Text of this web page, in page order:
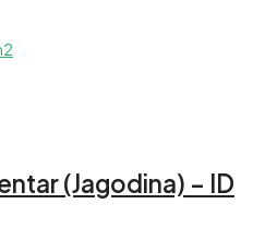
(Jagodina) – ID